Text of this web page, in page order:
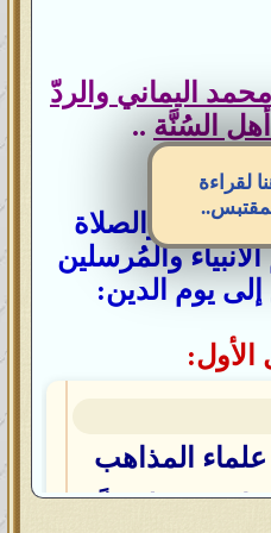
اليماني والردّ
السُنَّة ..
والصلاة
والمُرسلين
إلى يوم الدين:
الأول:
المذاهب
بينهم فلم يدَّعِ
لقراءة